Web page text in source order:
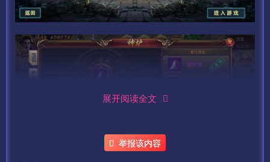
展开阅读全文
举报该内容